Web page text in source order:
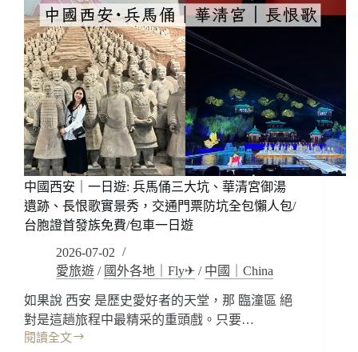
豐
富!
3
種
房
型
開
箱
~
永
興
坊
~
還
有
必
逛
的
盒
馬
鮮
生
超
~
體
驗
中國西安｜一日遊: 兵馬俑三大坑、華清宮御湯
遺跡、長恨歌實景秀，交通門票防坑全包懶人包/
台胞證首發族免費/包車一日遊
2026-07-02
愛旅遊 / 國外各地｜Fly✈ / 中國｜China
如果說 西安 是歷史愛好者的天堂，那 臨潼區 絕
對是這趟旅程中最精采的重頭戲。只要…
閱讀全文
中